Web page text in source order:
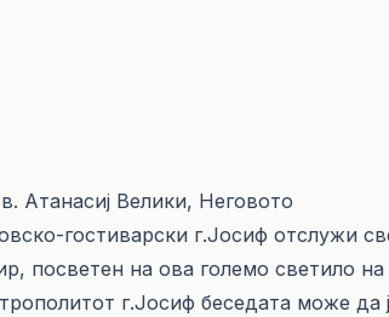
Атанасиј Велики, Неговото
гостиварски г.Јосиф отслужи
посветен на ова големо светило на
г.Јосиф беседата може да